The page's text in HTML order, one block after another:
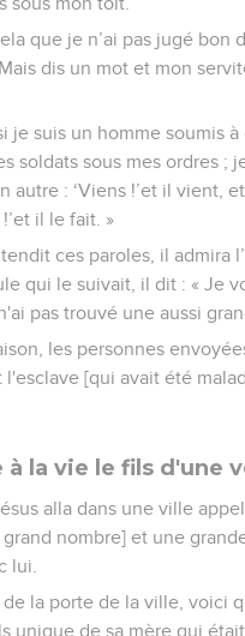
que je n’ai pas jugé bon
dis un mot et mon
je suis un homme soumis à
soldats sous mes ordres ;
autre : ‘Viens !’et il vient,
il le fait. »
ces paroles, il admira
qui le suivait, il dit : « Je
pas trouvé une aussi
les personnes
l'esclave [qui avait été
à la vie le fils d'une
alla dans une ville
grand nombre] et une
lui.
la porte de la ville, voici
unique de sa mère qui